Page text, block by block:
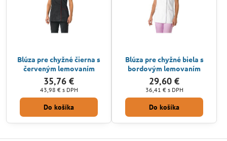
Blúza pre chyžné čierna s
červeným lemovaním
35,76 €
43,98 € s DPH
Do košíka
Blúza pre chyžné biela s
bordovým lemovaním
29,60 €
36,41 € s DPH
Do košíka